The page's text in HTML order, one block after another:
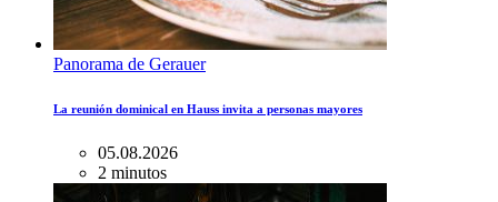
Panorama de Gerauer
La reunión dominical en Hauss invita a personas mayores
05.08.2026
2 minutos